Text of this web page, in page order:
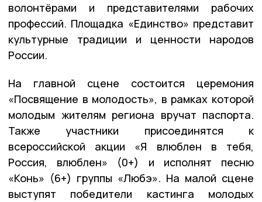
волонтёрами и представителями рабочих
профессий. Площадка «Единство» представит
культурные традиции и ценности народов
России.
На главной сцене состоится церемония
«Посвящение в молодость», в рамках которой
молодым жителям региона вручат паспорта.
Также участники присоединятся к
всероссийской акции «Я влюблен в тебя,
Россия, влюблен» (0+) и исполнят песню
«Конь» (6+) группы «Любэ». На малой сцене
выступят победители кастинга молодых